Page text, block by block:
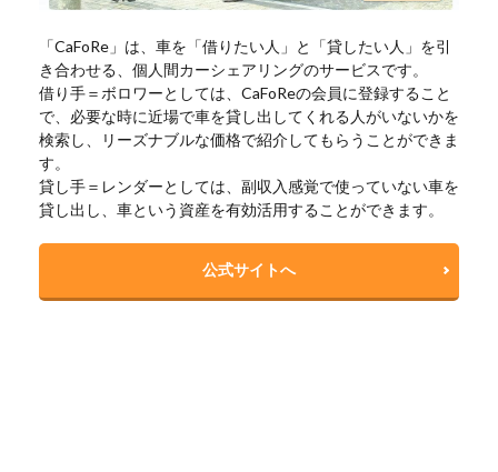
「CaFoRe」は、車を「借りたい人」と「貸したい人」を引
き合わせる、個人間カーシェアリングのサービスです。
借り手＝ボロワーとしては、CaFoReの会員に登録すること
で、必要な時に近場で車を貸し出してくれる人がいないかを
検索し、リーズナブルな価格で紹介してもらうことができま
す。
貸し手＝レンダーとしては、副収入感覚で使っていない車を
貸し出し、車という資産を有効活用することができます。
公式サイトへ